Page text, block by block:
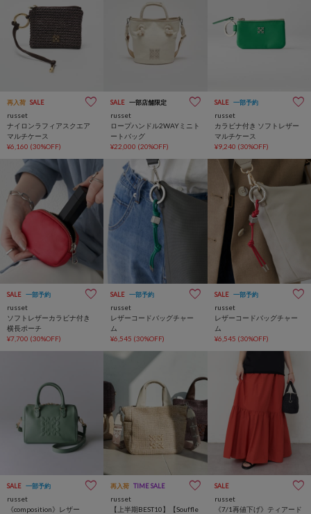
再入荷 SALE
russet
ナイロンラフィアスクエア
マルチケース
¥6,160 (30%OFF)
SALE 一部店舗限定
russet
ロープハンドル2WAYミニト
ートバッグ
¥22,000 (20%OFF)
SALE 一部予約
russet
カラビナ付き ソフトレザー
マルチケース
¥9,240 (30%OFF)
SALE 一部予約
russet
ソフトレザーカラビナ付き
横長ポーチ
¥7,700 (30%OFF)
SALE 一部予約
russet
レザーコードバッグチャー
ム
¥6,545 (30%OFF)
SALE 一部予約
russet
レザーコードバッグチャー
ム
¥6,545 (30%OFF)
SALE 一部予約
russet
《composition》レザー
再入荷 TIME SALE
russet
【上半期BEST10】【Souffle
SALE
russet
《7/1再値下げ》ティアード